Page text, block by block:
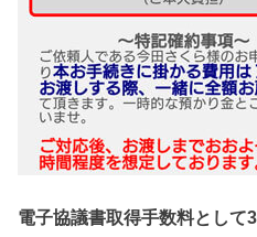
電子協議書取得手数料として